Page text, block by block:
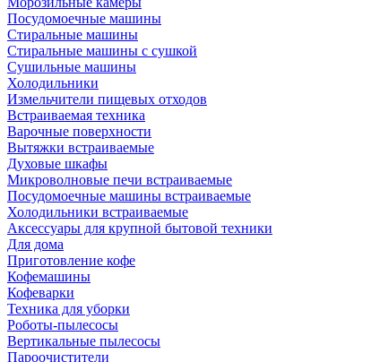
Посудомоечные машины
Стиральные машины
Стиральные машины с сушкой
Сушильные машины
Холодильники
Измельчители пищевых отходов
Встраиваемая техника
Варочные поверхности
Вытяжки встраиваемые
Духовые шкафы
Микроволновые печи встраиваемые
Посудомоечные машины встраиваемые
Холодильники встраиваемые
Аксессуары для крупной бытовой техники
Для дома
Приготовление кофе
Кофемашины
Кофеварки
Техника для уборки
Роботы-пылесосы
Вертикальные пылесосы
Пароочистители